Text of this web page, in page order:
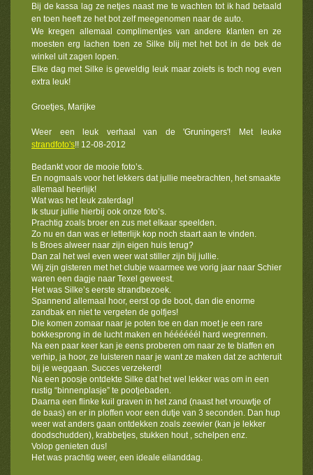
Bij de kassa lag ze netjes naast me te wachten tot ik had betaald
en toen heeft ze het bot zelf meegenomen naar de auto.
We kregen allemaal complimentjes van andere klanten en ze
moesten erg lachen toen ze Silke blij met het bot in de bek de
winkel uit zagen lopen.
Elke dag met Silke is geweldig leuk maar zoiets is toch nog even
extra leuk!
Groetjes, Marijke
Weer een leuk verhaal van de 'Gruningers'! Met leuke
strandfoto's!! 12-08-2012
Bedankt voor de mooie foto’s.
En nogmaals voor het lekkers dat jullie meebrachten, het smaakte
allemaal heerlijk!
Wat was het leuk zaterdag!
Ik stuur jullie hierbij ook onze foto’s.
Prachtig zoals broer en zus met elkaar speelden.
Zo nu en dan was er letterlijk kop noch staart aan te vinden.
Is Broes alweer naar zijn eigen huis terug?
Dan zal het wel even weer wat stiller zijn bij jullie.
Wij zijn gisteren met het clubje waarmee we vorig jaar naar Schier
waren een dagje naar Texel geweest.
Het was Silke’s eerste strandbezoek.
Spannend allemaal hoor, eerst op de boot, dan die enorme
zandbak en niet te vergeten de golfjes!
Die komen zomaar naar je poten toe en dan moet je een rare
bokkesprong in de lucht maken en héééééél hard wegrennen.
Na een paar keer kan je eens proberen om naar ze te blaffen en
verhip, ja hoor, ze luisteren naar je want ze maken dat ze achteruit
bij je weggaan. Succes verzekerd!
Na een poosje ontdekte Silke dat het wel lekker was om in een
rustig “binnenplasje” te pootjebaden.
Daarna een flinke kuil graven in het zand (naast het vrouwtje of
de baas) en er in ploffen voor een dutje van 3 seconden. Dan hup
weer wat anders gaan ontdekken zoals zeewier (kan je lekker
doodschudden), krabbetjes, stukken hout , schelpen enz.
Volop genieten dus!
Het was prachtig weer, een ideale eilanddag.